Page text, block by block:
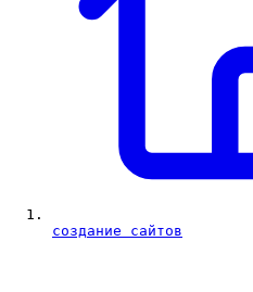
создание сайтов